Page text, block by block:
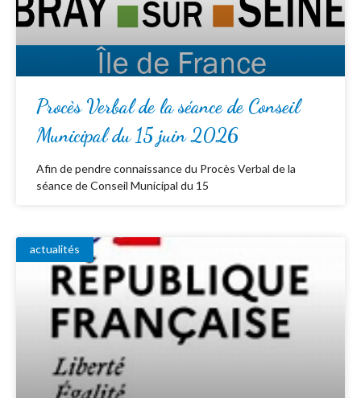
Procès Verbal de la séance de Conseil
Municipal du 15 juin 2026
Afin de pendre connaissance du Procès Verbal de la
séance de Conseil Municipal du 15
actualités